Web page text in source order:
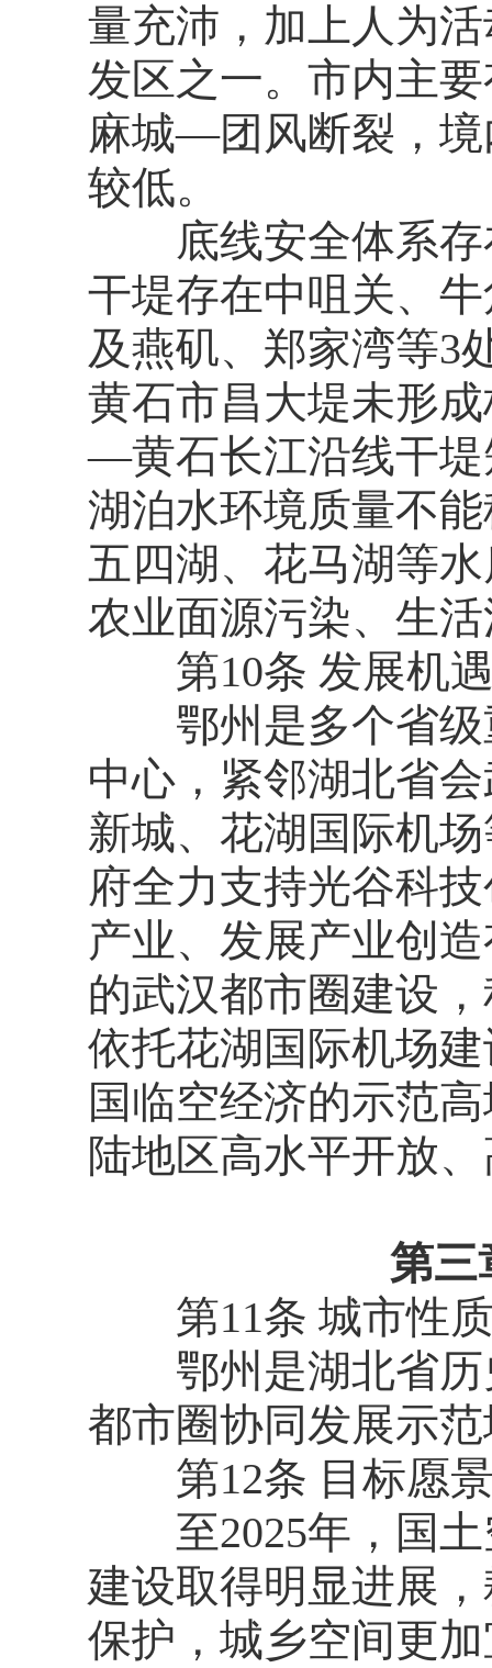
量充沛，加上人为
发区之一。市内主
麻城—团风断裂，境
较低。
底线安全体系存
干堤存在中咀关、
及燕矶、郑家湾等3
黄石市昌大堤未形
—黄石长江沿线干堤
湖泊水环境质量不
五四湖、花马湖等
农业面源污染、生
第10条 发展机
鄂州是多个省级
中心，紧邻湖北省
新城、花湖国际机
府全力支持光谷科
产业、发展产业创
的武汉都市圈建设
依托花湖国际机场
国临空经济的示范
陆地区高水平开放
第三
第11条 城市性
鄂州是湖北省历
都市圈协同发展示
第12条 目标愿
至2025年，国土
建设取得明显进展
保护，城乡空间更